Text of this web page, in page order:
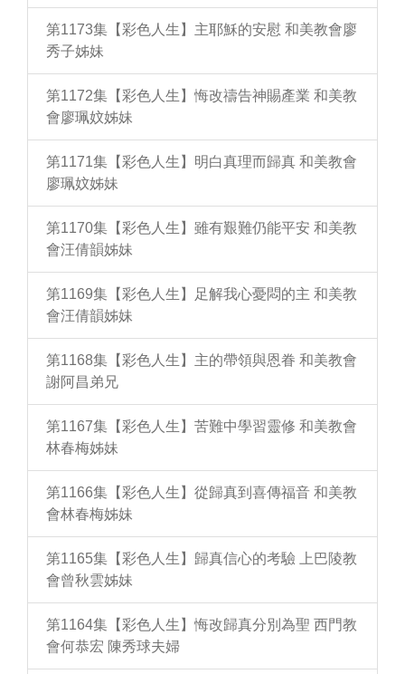
第1173集【彩色人生】主耶穌的安慰 和美教會廖
秀子姊妹
第1172集【彩色人生】悔改禱告神賜產業 和美教
會廖珮妏姊妹
第1171集【彩色人生】明白真理而歸真 和美教會
廖珮妏姊妹
第1170集【彩色人生】雖有艱難仍能平安 和美教
會汪倩韻姊妹
第1169集【彩色人生】足解我心憂悶的主 和美教
會汪倩韻姊妹
第1168集【彩色人生】主的帶領與恩眷 和美教會
謝阿昌弟兄
第1167集【彩色人生】苦難中學習靈修 和美教會
林春梅姊妹
第1166集【彩色人生】從歸真到喜傳福音 和美教
會林春梅姊妹
第1165集【彩色人生】歸真信心的考驗 上巴陵教
會曾秋雲姊妹
第1164集【彩色人生】悔改歸真分別為聖 西門教
會何恭宏 陳秀球夫婦